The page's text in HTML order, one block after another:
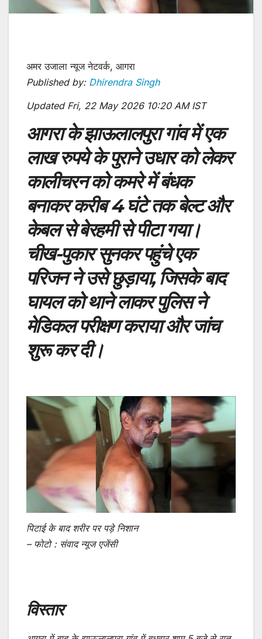
अमर उजाला न्यूज नेटवर्क, आगरा
Published by: Dhirendra Singh
Updated Fri, 22 May 2026 10:20 AM IST
आगरा के झाऊलालपुरा गांव में एक
लाख रुपये के पुराने उधार को लेकर
कालीचरन को कमरे में बंधक
बनाकर करीब 4 घंटे तक बेल्ट और
केबल से बेरहमी से पीटा गया।
चीख-पुकार सुनकर पहुंचे एक
परिजन ने उसे छुड़ाया, जिसके बाद
घायल को थाने लाकर पुलिस ने
मेडिकल परीक्षण कराया और जांच
शुरू कर दी।
पिटाई के बाद शरीर पर पड़े निशान
– फोटो : संवाद न्यूज एजेंसी
विस्तार